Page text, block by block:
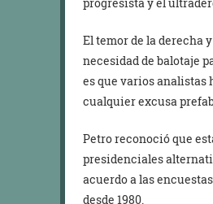
El temor de la derecha
necesidad de balotaje
es que varios analistas
cualquier excusa
Petro reconoció que
presidenciales
acuerdo a las
desde 1980.